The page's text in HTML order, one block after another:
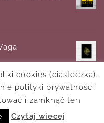
cookies (ciasteczka).
polityki prywatności.
i zamknąć ten
Czytaj wiecej